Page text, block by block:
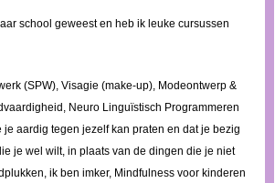
school geweest en heb ik leuke cursussen
(SPW), Visagie (make-up), Modeontwerp &
Neuro Linguïstisch Programmeren
je aardig tegen jezelf kan praten en dat je bezig
je wel wilt, in plaats van de dingen die je niet
ik ben imker, Mindfulness voor kinderen